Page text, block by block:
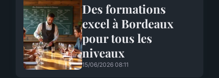
Des formations
excel à Bordeaux
pour tous les
niveaux
15/06/2026 08:11